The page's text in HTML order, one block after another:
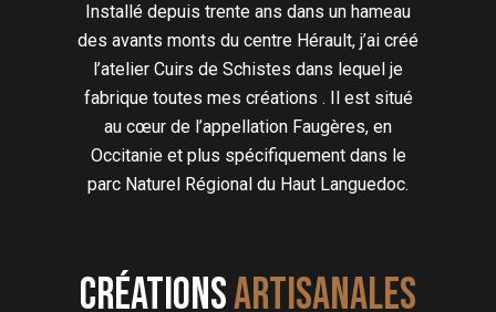
Installé depuis trente ans dans un hameau
des avants monts du centre Hérault, j’ai créé
l’atelier Cuirs de Schistes dans lequel je
fabrique toutes mes créations . Il est situé
au cœur de l’appellation Faugères, en
Occitanie et plus spécifiquement dans le
parc Naturel Régional du Haut Languedoc.
Créationsartisanales